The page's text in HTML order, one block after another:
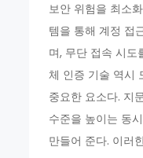
보안 위험을 최소
템을 통해 계정 접
며, 무단 접속 시도
체 인증 기술 역시
중요한 요소다. 지
수준을 높이는 동
만들어 준다. 이러